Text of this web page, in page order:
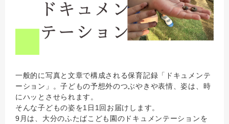
一般的に写真と文章で構成される保育記録「ドキュメンテ
ーション」。子どもの予想外のつぶやきや表情、姿は、時
にハッとさせられます。
そんな子どもの姿を1日1回お届けします。
9月は、大分のふたばこども園のドキュメンテーションを